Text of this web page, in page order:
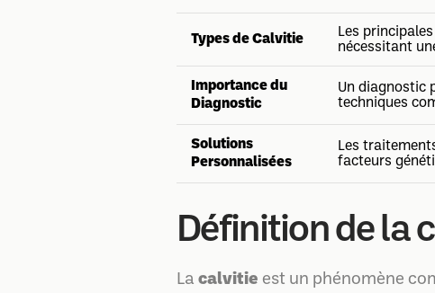
Types de Calvitie
Les
nécessitant
Importance du
Diagnostic
Un diagnostic
techniques
Solutions
Personnalisées
Les
facteurs
Définition de la
La calvitie est un phénomène